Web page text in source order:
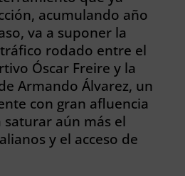
acumulando año
va a suponer la
rodado entre el
Óscar Freire y la
Armando Álvarez, un
con gran afluencia
aún más el
y el acceso de